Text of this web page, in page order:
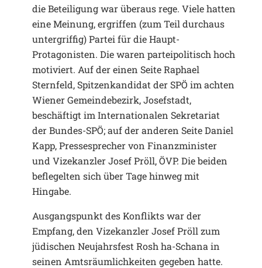
die Beteiligung war überaus rege. Viele hatten
eine Meinung, ergriffen (zum Teil durchaus
untergriffig) Partei für die Haupt-
Protagonisten. Die waren parteipolitisch hoch
motiviert. Auf der einen Seite Raphael
Sternfeld, Spitzenkandidat der SPÖ im achten
Wiener Gemeindebezirk, Josefstadt,
beschäftigt im Internationalen Sekretariat
der Bundes-SPÖ; auf der anderen Seite Daniel
Kapp, Pressesprecher von Finanzminister
und Vizekanzler Josef Pröll, ÖVP. Die beiden
beflegelten sich über Tage hinweg mit
Hingabe.
Ausgangspunkt des Konflikts war der
Empfang, den Vizekanzler Josef Pröll zum
jüdischen Neujahrsfest Rosh ha-Schana in
seinen Amtsräumlichkeiten gegeben hatte.